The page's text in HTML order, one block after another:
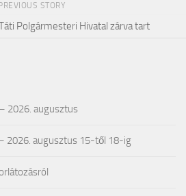
STORY
Polgármesteri Hivatal zárva tart
2026. augusztus
2026. augusztus 15-től 18-ig